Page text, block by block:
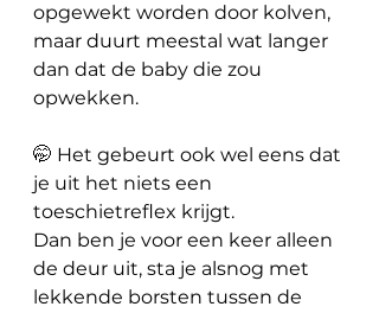
opgewekt worden door kolven,
maar duurt meestal wat langer
dan dat de baby die zou
opwekken.
🤭 Het gebeurt ook wel eens dat
je uit het niets een
toeschietreflex krijgt.
Dan ben je voor een keer alleen
de deur uit, sta je alsnog met
lekkende borsten tussen de